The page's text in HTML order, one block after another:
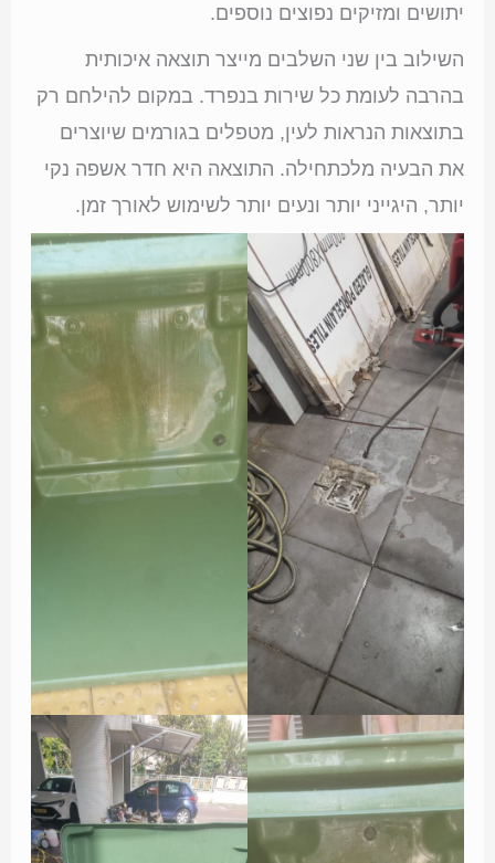
יתושים ומזיקים נפוצים נוספים.
השילוב בין שני השלבים מייצר תוצאה איכותית
בהרבה לעומת כל שירות בנפרד. במקום להילחם רק
בתוצאות הנראות לעין, מטפלים בגורמים שיוצרים
את הבעיה מלכתחילה. התוצאה היא חדר אשפה נקי
יותר, היגייני יותר ונעים יותר לשימוש לאורך זמן.